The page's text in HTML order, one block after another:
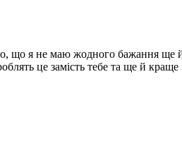
що я не маю жодного бажання ще
це замість тебе та ще й краще